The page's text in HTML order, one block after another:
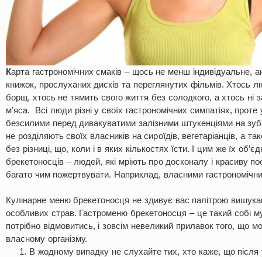
Карта гастрономічних смаків – щось не менш індивідуальне,
книжок, прослуханих дисків та переглянутих фільмів. Хтось
борщ, хтось не тямить свого життя без солодкого, а хтось ні
м’яса. Всі люди різні у своїх гастрономічних симпатіях, проте
безсилими перед дивакуватими залізними штукенціями на
не розділяють своїх власників на сироїдів, вегетаріанців, а
без різниці, що, коли і в яких кількостях їсти. І цим же їх
брекетоносців – людей, які мріють про досконалу і красиву
багато чим пожертвувати. Наприклад, власними
Кулінарне меню брекетоносця не здивує вас палітрою
особливих страв. Гастроменю брекетоносця – це такий собі
потрібно відмовитись, і зовсім невеликий прилавок того, що
власному організму.
В жодному випадку не слухайте тих, хто каже, що після